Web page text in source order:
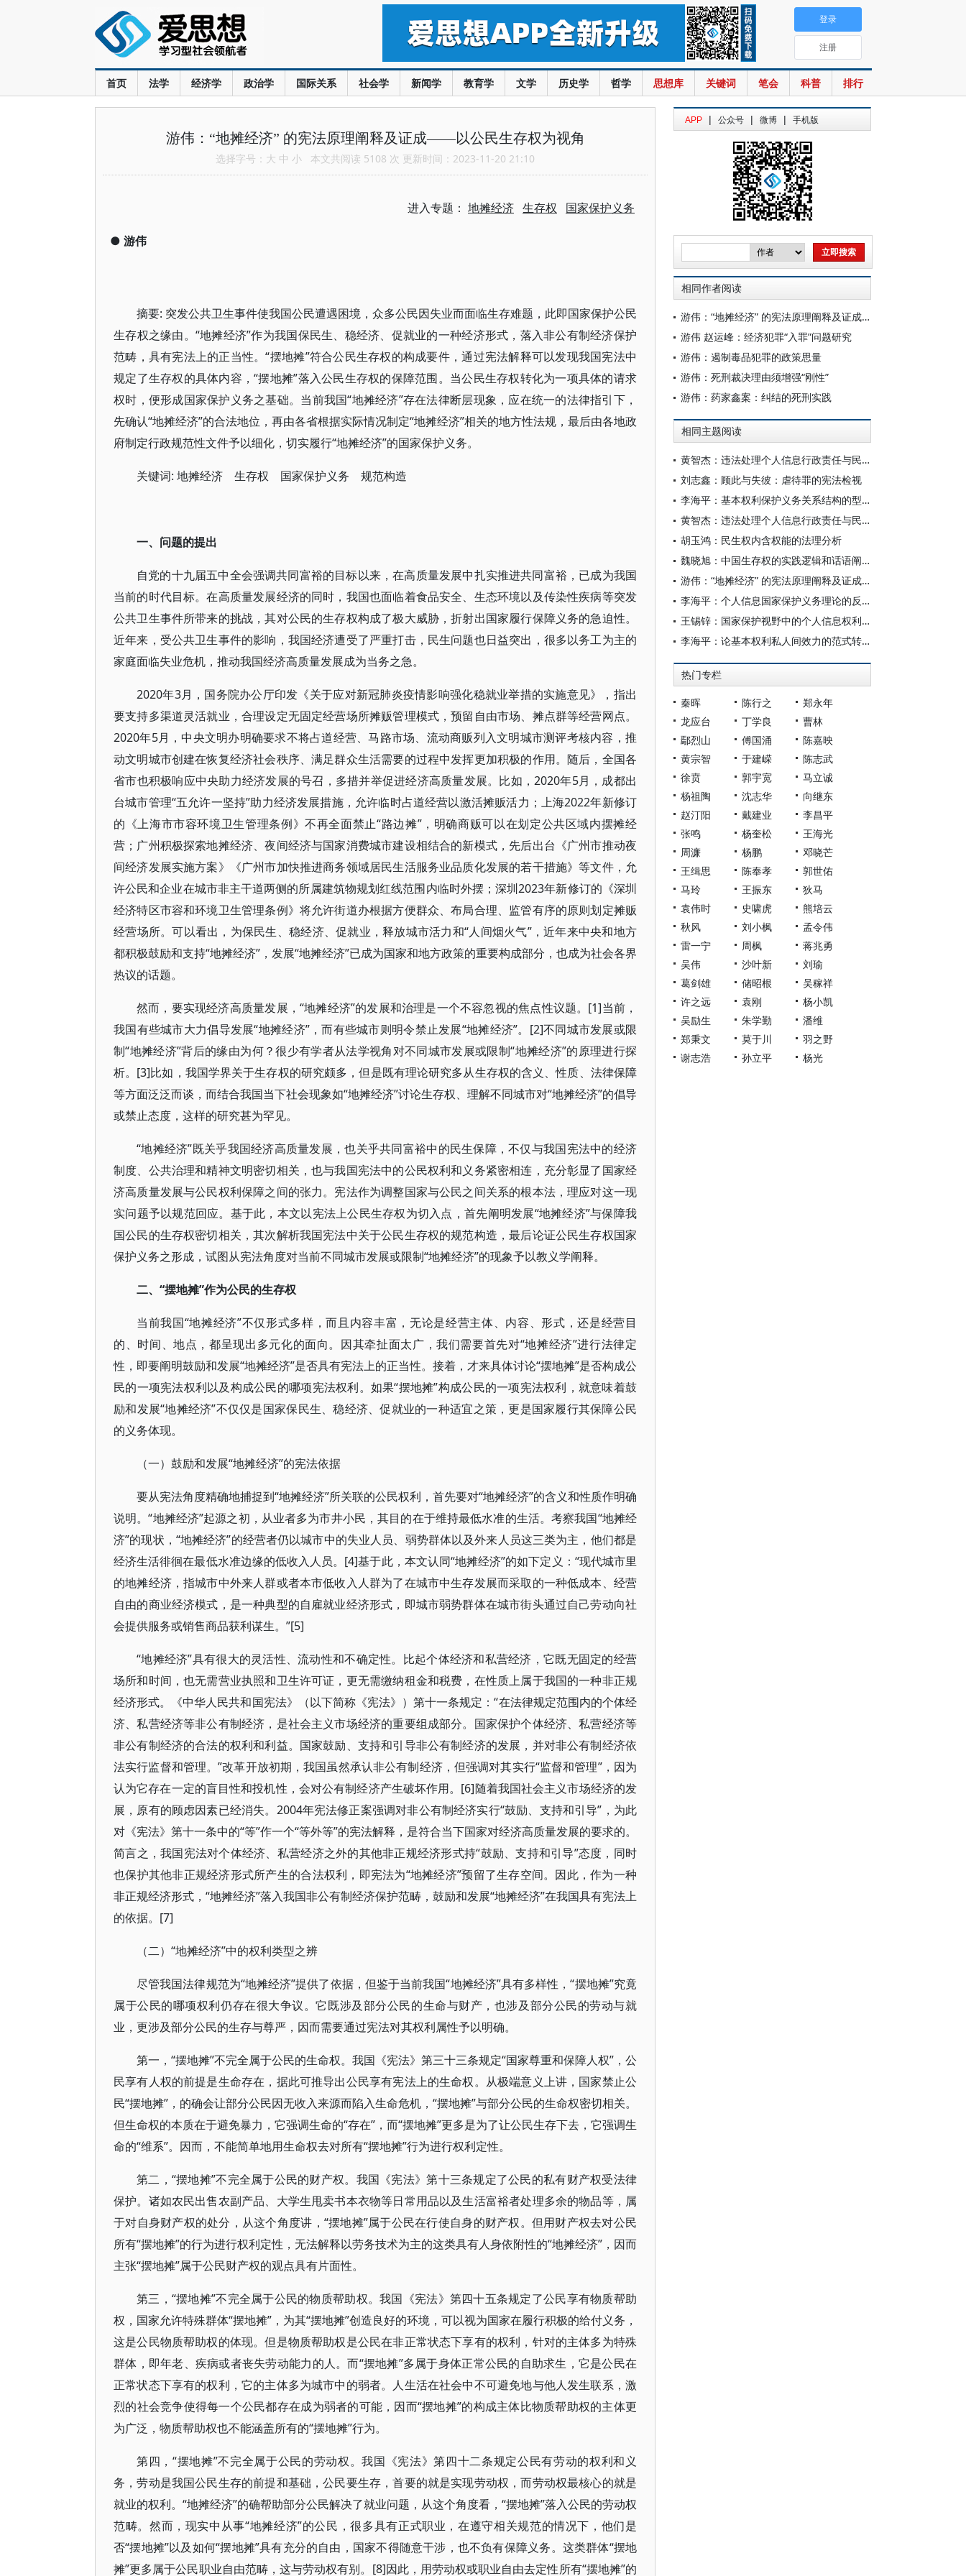
首页 法学 经济学 政治学 国际关系 社会学 新闻学 教育学 文学 历史学 哲学 思想库 关键词 笔会 科普 排行
登录
注册
游伟：“地摊经济” 的宪法原理阐释及证成——以公民生存权为视角
选择字号： 大 中 小 本文共阅读 5108 次 更新时间：2023-11-20 21:10
进入专题： 地摊经济 生存权 国家保护义务
● 游伟
摘要: 突发公共卫生事件使我国公民遭遇困境，众多公民因失业而面临生存难题，此即国家保护公民
生存权之缘由。“地摊经济”作为我国保民生、稳经济、促就业的一种经济形式，落入非公有制经济保护
范畴，具有宪法上的正当性。“摆地摊”符合公民生存权的构成要件，通过宪法解释可以发现我国宪法中
规定了生存权的具体内容，“摆地摊”落入公民生存权的保障范围。当公民生存权转化为一项具体的请求
权时，便形成国家保护义务之基础。当前我国“地摊经济”存在法律断层现象，应在统一的法律指引下，
先确认“地摊经济”的合法地位，再由各省根据实际情况制定“地摊经济”相关的地方性法规，最后由各地政
府制定行政规范性文件予以细化，切实履行“地摊经济”的国家保护义务。
关键词: 地摊经济 生存权 国家保护义务 规范构造
一、问题的提出
自党的十九届五中全会强调共同富裕的目标以来，在高质量发展中扎实推进共同富裕，已成为我国
当前的时代目标。在高质量发展经济的同时，我国也面临着食品安全、生态环境以及传染性疾病等突发
公共卫生事件所带来的挑战，其对公民的生存权构成了极大威胁，折射出国家履行保障义务的急迫性。
近年来，受公共卫生事件的影响，我国经济遭受了严重打击，民生问题也日益突出，很多以务工为主的
家庭面临失业危机，推动我国经济高质量发展成为当务之急。
2020年3月，国务院办公厅印发《关于应对新冠肺炎疫情影响强化稳就业举措的实施意见》，指出
要支持多渠道灵活就业，合理设定无固定经营场所摊贩管理模式，预留自由市场、摊点群等经营网点。
2020年5月，中央文明办明确要求不将占道经营、马路市场、流动商贩列入文明城市测评考核内容，推
动文明城市创建在恢复经济社会秩序、满足群众生活需要的过程中发挥更加积极的作用。随后，全国各
省市也积极响应中央助力经济发展的号召，多措并举促进经济高质量发展。比如，2020年5月，成都出
台城市管理“五允许一坚持”助力经济发展措施，允许临时占道经营以激活摊贩活力；上海2022年新修订
的《上海市市容环境卫生管理条例》不再全面禁止“路边摊”，明确商贩可以在划定公共区域内摆摊经
营；广州积极探索地摊经济、夜间经济与国家消费城市建设相结合的新模式，先后出台《广州市推动夜
间经济发展实施方案》《广州市加快推进商务领域居民生活服务业品质化发展的若干措施》等文件，允
许公民和企业在城市非主干道两侧的所属建筑物规划红线范围内临时外摆；深圳2023年新修订的《深圳
经济特区市容和环境卫生管理条例》将允许街道办根据方便群众、布局合理、监管有序的原则划定摊贩
经营场所。可以看出，为保民生、稳经济、促就业，释放城市活力和“人间烟火气”，近年来中央和地方
都积极鼓励和支持“地摊经济”，发展“地摊经济”已成为国家和地方政策的重要构成部分，也成为社会各界
热议的话题。
然而，要实现经济高质量发展，“地摊经济”的发展和治理是一个不容忽视的焦点性议题。[1]当前，
我国有些城市大力倡导发展“地摊经济”，而有些城市则明令禁止发展“地摊经济”。[2]不同城市发展或限
制“地摊经济”背后的缘由为何？很少有学者从法学视角对不同城市发展或限制“地摊经济”的原理进行探
析。[3]比如，我国学界关于生存权的研究颇多，但是既有理论研究多从生存权的含义、性质、法律保障
等方面泛泛而谈，而结合我国当下社会现象如“地摊经济”讨论生存权、理解不同城市对“地摊经济”的倡导
或禁止态度，这样的研究甚为罕见。
“地摊经济”既关乎我国经济高质量发展，也关乎共同富裕中的民生保障，不仅与我国宪法中的经济
制度、公共治理和精神文明密切相关，也与我国宪法中的公民权利和义务紧密相连，充分彰显了国家经
济高质量发展与公民权利保障之间的张力。宪法作为调整国家与公民之间关系的根本法，理应对这一现
实问题予以规范回应。基于此，本文以宪法上公民生存权为切入点，首先阐明发展“地摊经济”与保障我
国公民的生存权密切相关，其次解析我国宪法中关于公民生存权的规范构造，最后论证公民生存权国家
保护义务之形成，试图从宪法角度对当前不同城市发展或限制“地摊经济”的现象予以教义学阐释。
二、“摆地摊”作为公民的生存权
当前我国“地摊经济”不仅形式多样，而且内容丰富，无论是经营主体、内容、形式，还是经营目
的、时间、地点，都呈现出多元化的面向。因其牵扯面太广，我们需要首先对“地摊经济”进行法律定
性，即要阐明鼓励和发展“地摊经济”是否具有宪法上的正当性。接着，才来具体讨论“摆地摊”是否构成公
民的一项宪法权利以及构成公民的哪项宪法权利。如果“摆地摊”构成公民的一项宪法权利，就意味着鼓
励和发展“地摊经济”不仅仅是国家保民生、稳经济、促就业的一种适宜之策，更是国家履行其保障公民
的义务体现。
（一）鼓励和发展“地摊经济”的宪法依据
要从宪法角度精确地捕捉到“地摊经济”所关联的公民权利，首先要对“地摊经济”的含义和性质作明确
说明。“地摊经济”起源之初，从业者多为市井小民，其目的在于维持最低水准的生活。考察我国“地摊经
济”的现状，“地摊经济”的经营者仍以城市中的失业人员、弱势群体以及外来人员这三类为主，他们都是
经济生活徘徊在最低水准边缘的低收入人员。[4]基于此，本文认同“地摊经济”的如下定义：“现代城市里
的地摊经济，指城市中外来人群或者本市低收入人群为了在城市中生存发展而采取的一种低成本、经营
自由的商业经济模式，是一种典型的自雇就业经济形式，即城市弱势群体在城市街头通过自己劳动向社
会提供服务或销售商品获利谋生。”[5]
“地摊经济”具有很大的灵活性、流动性和不确定性。比起个体经济和私营经济，它既无固定的经营
场所和时间，也无需营业执照和卫生许可证，更无需缴纳租金和税费，在性质上属于我国的一种非正规
经济形式。《中华人民共和国宪法》（以下简称《宪法》）第十一条规定：“在法律规定范围内的个体经
济、私营经济等非公有制经济，是社会主义市场经济的重要组成部分。国家保护个体经济、私营经济等
非公有制经济的合法的权利和利益。国家鼓励、支持和引导非公有制经济的发展，并对非公有制经济依
法实行监督和管理。”改革开放初期，我国虽然承认非公有制经济，但强调对其实行“监督和管理”，因为
认为它存在一定的盲目性和投机性，会对公有制经济产生破坏作用。[6]随着我国社会主义市场经济的发
展，原有的顾虑因素已经消失。2004年宪法修正案强调对非公有制经济实行“鼓励、支持和引导”，为此
对《宪法》第十一条中的“等”作一个“等外等”的宪法解释，是符合当下国家对经济高质量发展的要求的。
简言之，我国宪法对个体经济、私营经济之外的其他非正规经济形式持“鼓励、支持和引导”态度，同时
也保护其他非正规经济形式所产生的合法权利，即宪法为“地摊经济”预留了生存空间。因此，作为一种
非正规经济形式，“地摊经济”落入我国非公有制经济保护范畴，鼓励和发展“地摊经济”在我国具有宪法上
的依据。[7]
（二）“地摊经济”中的权利类型之辨
尽管我国法律规范为“地摊经济”提供了依据，但鉴于当前我国“地摊经济”具有多样性，“摆地摊”究竟
属于公民的哪项权利仍存在很大争议。它既涉及部分公民的生命与财产，也涉及部分公民的劳动与就
业，更涉及部分公民的生存与尊严，因而需要通过宪法对其权利属性予以明确。
第一，“摆地摊”不完全属于公民的生命权。我国《宪法》第三十三条规定“国家尊重和保障人权”，公
民享有人权的前提是生命存在，据此可推导出公民享有宪法上的生命权。从极端意义上讲，国家禁止公
民“摆地摊”，的确会让部分公民因无收入来源而陷入生命危机，“摆地摊”与部分公民的生命权密切相关。
但生命权的本质在于避免暴力，它强调生命的“存在”，而“摆地摊”更多是为了让公民生存下去，它强调生
命的“维系”。因而，不能简单地用生命权去对所有“摆地摊”行为进行权利定性。
第二，“摆地摊”不完全属于公民的财产权。我国《宪法》第十三条规定了公民的私有财产权受法律
保护。诸如农民出售农副产品、大学生甩卖书本衣物等日常用品以及生活富裕者处理多余的物品等，属
于对自身财产权的处分，从这个角度讲，“摆地摊”属于公民在行使自身的财产权。但用财产权去对公民
所有“摆地摊”的行为进行权利定性，无法解释以劳务技术为主的这类具有人身依附性的“地摊经济”，因而
主张“摆地摊”属于公民财产权的观点具有片面性。
第三，“摆地摊”不完全属于公民的物质帮助权。我国《宪法》第四十五条规定了公民享有物质帮助
权，国家允许特殊群体“摆地摊”，为其“摆地摊”创造良好的环境，可以视为国家在履行积极的给付义务，
这是公民物质帮助权的体现。但是物质帮助权是公民在非正常状态下享有的权利，针对的主体多为特殊
群体，即年老、疾病或者丧失劳动能力的人。而“摆地摊”多属于身体正常公民的自助求生，它是公民在
正常状态下享有的权利，它的主体多为城市中的弱者。人生活在社会中不可避免地与他人发生联系，激
烈的社会竞争使得每一个公民都存在成为弱者的可能，因而“摆地摊”的构成主体比物质帮助权的主体更
为广泛，物质帮助权也不能涵盖所有的“摆地摊”行为。
第四，“摆地摊”不完全属于公民的劳动权。我国《宪法》第四十二条规定公民有劳动的权利和义
务，劳动是我国公民生存的前提和基础，公民要生存，首要的就是实现劳动权，而劳动权最核心的就是
就业的权利。“地摊经济”的确帮助部分公民解决了就业问题，从这个角度看，“摆地摊”落入公民的劳动权
范畴。然而，现实中从事“地摊经济”的公民，很多具有正式职业，在遵守相关规范的情况下，他们是
否“摆地摊”以及如何“摆地摊”具有充分的自由，国家不得随意干涉，也不负有保障义务。这类群体“摆地
摊”更多属于公民职业自由范畴，这与劳动权有别。[8]因此，用劳动权或职业自由去定性所有“摆地摊”的
APP | 公众号 | 微博 | 手机版
相同作者阅读
游伟：“地摊经济” 的宪法原理阐释及证成——以公民生存权为视角
游伟 赵运峰：经济犯罪“入罪”问题研究
游伟：遏制毒品犯罪的政策思量
游伟：死刑裁决理由须增强“刚性”
游伟：药家鑫案：纠结的死刑实践
相同主题阅读
黄智杰：违法处理个人信息行政责任与民事责任的衔接
刘志鑫：顾此与失彼：虐待罪的宪法检视
李海平：基本权利保护义务关系结构的型变
黄智杰：违法处理个人信息行政责任与民事责任的衔接
胡玉鸿：民生权内含权能的法理分析
魏晓旭：中国生存权的实践逻辑和话语阐释
游伟：“地摊经济” 的宪法原理阐释及证成——以公民生存权为视角
李海平：个人信息国家保护义务理论的反思与重塑
王锡锌：国家保护视野中的个人信息权利束
李海平：论基本权利私人间效力的范式转型
热门专栏
秦晖 陈行之
郑永年
龙应台
丁学良
曹林
鄢烈山
傅国涌
陈嘉映
黄宗智
于建嵘
陈志武
徐贲
郭宇宽
马立诚
杨祖陶
沈志华
向继东
赵汀阳
戴建业
李昌平
张鸣
杨奎松
王海光
周濂
杨鹏
邓晓芒
王缉思
陈奉孝
郭世佑
马玲
王振东
狄马
袁伟时
史啸虎
熊培云
秋风
刘小枫
孟令伟
雷一宁
周枫
蒋兆勇
吴伟
沙叶新
刘瑜
葛剑雄
储昭根
吴稼祥
许之远
袁刚
杨小凯
吴励生
朱学勤
潘维
郑秉文
莫于川
羽之野
谢志浩
孙立平 杨光